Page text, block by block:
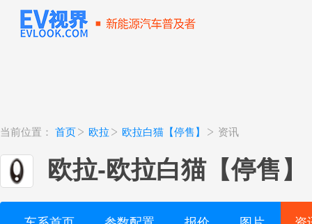
当前位置： 首页 欧拉 欧拉白猫【停售】 资讯
欧拉-欧拉白猫【停售】